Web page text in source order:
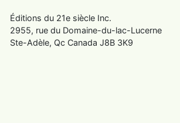
Éditions du 21e siècle Inc.
2955, rue du Domaine-du-lac-Lucerne
Ste-Adèle, Qc Canada J8B 3K9